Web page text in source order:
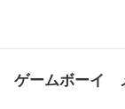
ゲームボーイ